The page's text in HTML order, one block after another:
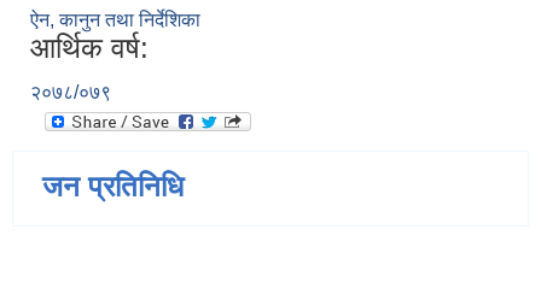
ऐन, कानुन तथा निर्देशिका
आर्थिक वर्ष:
२०७८/०७९
जन प्रतिनिधि